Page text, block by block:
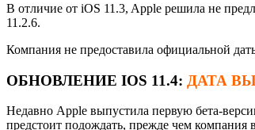
В отличие от iOS 11.3, Apple решила не
11.2.6.
Компания не предоставила официальной
ОБНОВЛЕНИЕ IOS 11.4: ДАТА
Недавно Apple выпустила первую бета-
предстоит подождать, прежде чем компания